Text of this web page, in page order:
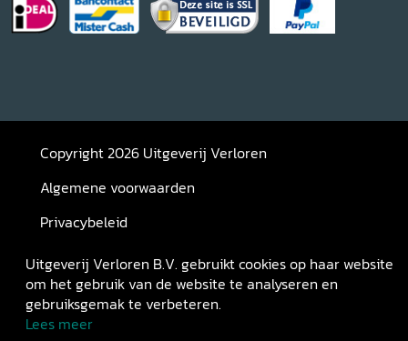
Copyright 2026 Uitgeverij Verloren
Algemene voorwaarden
Privacybeleid
Retourneren
Uitgeverij Verloren B.V. gebruikt cookies op haar website
om het gebruik van de website te analyseren en
gebruiksgemak te verbeteren.
Lees meer